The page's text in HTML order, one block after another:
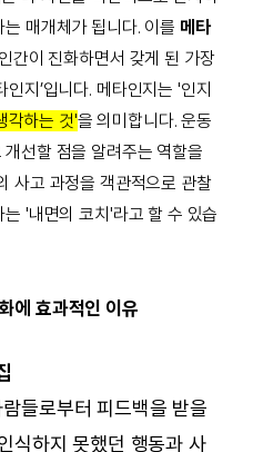
매개체가 됩니다. 이를 메타
간이 진화하면서 갖게 된 가장
지’입니다. 메타인지는 '인지
각하는 것'을 의미합니다. 운동
선할 점을 알려주는 역할을
사고 과정을 객관적으로 관찰
'내면의 코치'라고 할 수 있습
에 효과적인 이유
들로부터 피드백을 받을
식하지 못했던 행동과 사